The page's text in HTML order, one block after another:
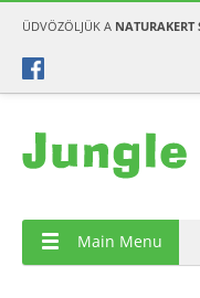
ÜDVÖZÖLJÜK A NATURAKERT
Main Menu